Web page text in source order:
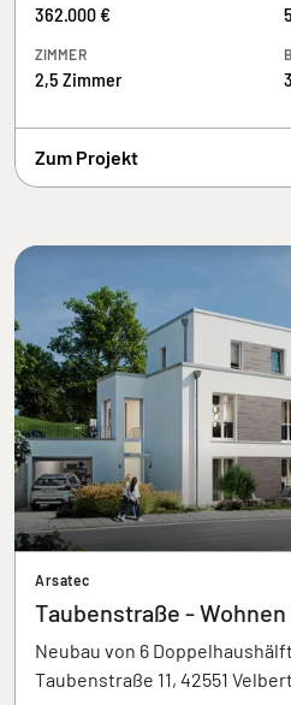
362.000 €
ZIMMER
2,5 Zimmer
Zum Projekt
Arsatec
Neubau von 6
Taubenstraße 11, 42551 Velbert